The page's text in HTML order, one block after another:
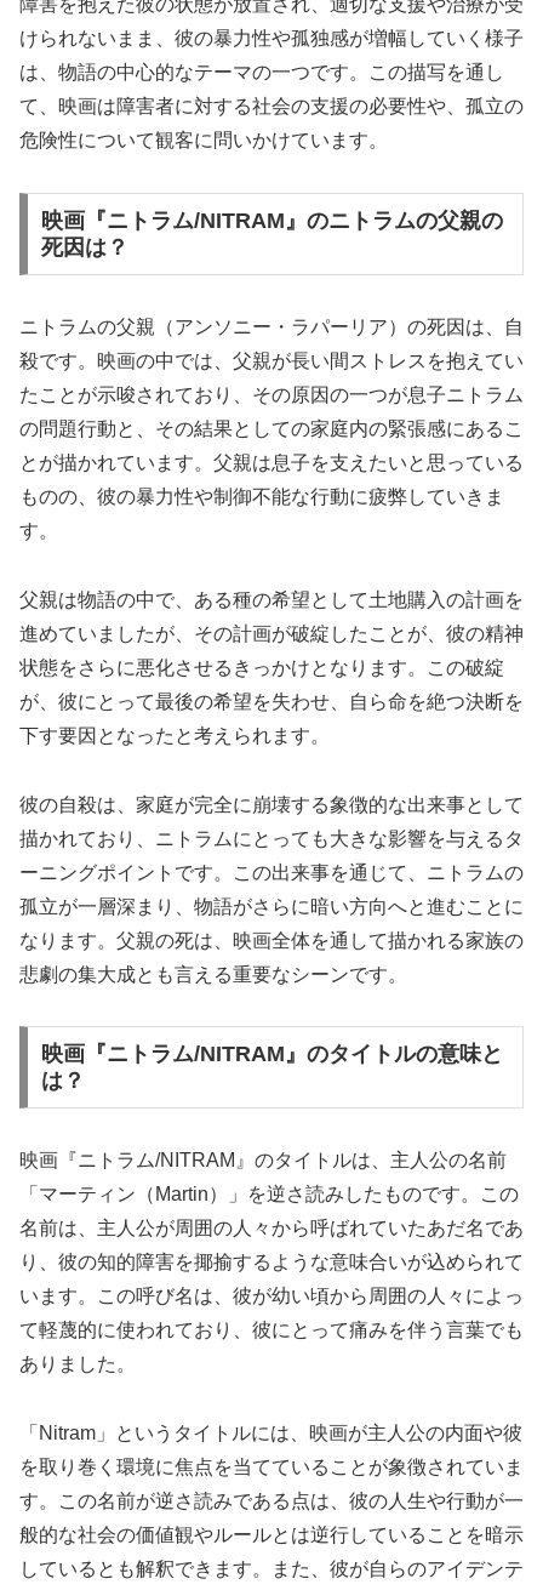
障害を抱えた彼の状態が放置され、適切な支援や治療が受
けられないまま、彼の暴力性や孤独感が増幅していく様子
は、物語の中心的なテーマの一つです。この描写を通し
て、映画は障害者に対する社会の支援の必要性や、孤立の
危険性について観客に問いかけています。
映画『ニトラム/NITRAM』のニトラムの父親の
死因は？
ニトラムの父親（アンソニー・ラパーリア）の死因は、自
殺です。映画の中では、父親が長い間ストレスを抱えてい
たことが示唆されており、その原因の一つが息子ニトラム
の問題行動と、その結果としての家庭内の緊張感にあるこ
とが描かれています。父親は息子を支えたいと思っている
ものの、彼の暴力性や制御不能な行動に疲弊していきま
す。
父親は物語の中で、ある種の希望として土地購入の計画を
進めていましたが、その計画が破綻したことが、彼の精神
状態をさらに悪化させるきっかけとなります。この破綻
が、彼にとって最後の希望を失わせ、自ら命を絶つ決断を
下す要因となったと考えられます。
彼の自殺は、家庭が完全に崩壊する象徴的な出来事として
描かれており、ニトラムにとっても大きな影響を与えるタ
ーニングポイントです。この出来事を通じて、ニトラムの
孤立が一層深まり、物語がさらに暗い方向へと進むことに
なります。父親の死は、映画全体を通して描かれる家族の
悲劇の集大成とも言える重要なシーンです。
映画『ニトラム/NITRAM』のタイトルの意味と
は？
映画『ニトラム/NITRAM』のタイトルは、主人公の名前
「マーティン（Martin）」を逆さ読みしたものです。この
名前は、主人公が周囲の人々から呼ばれていたあだ名であ
り、彼の知的障害を揶揄するような意味合いが込められて
います。この呼び名は、彼が幼い頃から周囲の人々によっ
て軽蔑的に使われており、彼にとって痛みを伴う言葉でも
ありました。
「Nitram」というタイトルには、映画が主人公の内面や彼
を取り巻く環境に焦点を当てていることが象徴されていま
す。この名前が逆さ読みである点は、彼の人生や行動が一
般的な社会の価値観やルールとは逆行していることを暗示
しているとも解釈できます。また、彼が自らのアイデンテ